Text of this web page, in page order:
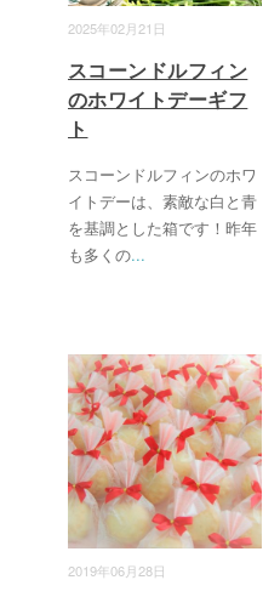
2025年02月21日
スコーンドルフィン
のホワイトデーギフ
ト
スコーンドルフィンのホワ
イトデーは、素敵な白と青
を基調とした箱です！昨年
も多くの...
2019年06月28日